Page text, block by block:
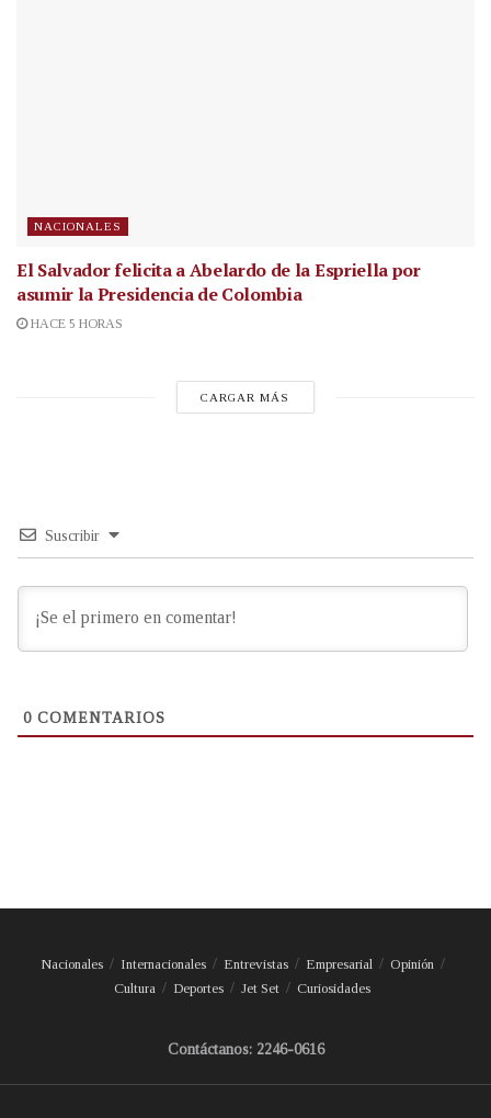
NACIONALES
El Salvador felicita a Abelardo de la Espriella por
asumir la Presidencia de Colombia
HACE 5 HORAS
CARGAR MÁS
Suscribir
0 COMENTARIOS
Nacionales Internacionales Entrevistas Empresarial
Opinión
Cultura
Deportes Jet Set Curiosidades
Contáctanos: 2246-0616